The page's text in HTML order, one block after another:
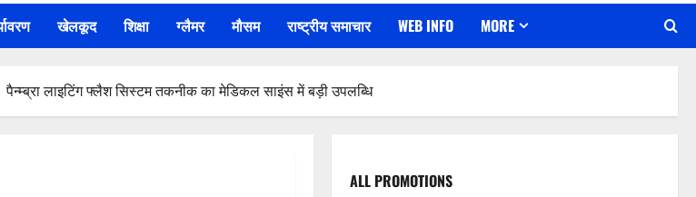
खेलकूद शिक्षा ग्लैमर मौसम राष्ट्रीय समाचार WEB INFO MORE
पैन्म्ब्रा लाइटिंग फ्लैश सिस्टम तकनीक का मेडिकल साइंस में बड़ी उपलब्धि
ALL PROMOTIONS